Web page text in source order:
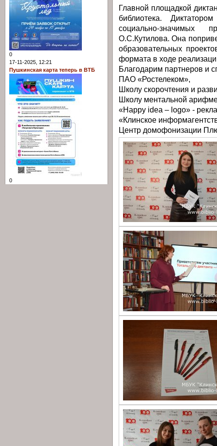
Главной площадкой
библиотека.
социально-значимых
О.С.Кутилова. Она
образовательных
формата в ходе
Благодарим партнеров и
ПАО «Ростелеком»,
Школу скорочтения и
Школу ментальной
«Happy idea – logo» -
«Клинское
Центр домофонизации
0
17-11-2025, 12:21
Пушкинская карта теперь в ВТБ
0